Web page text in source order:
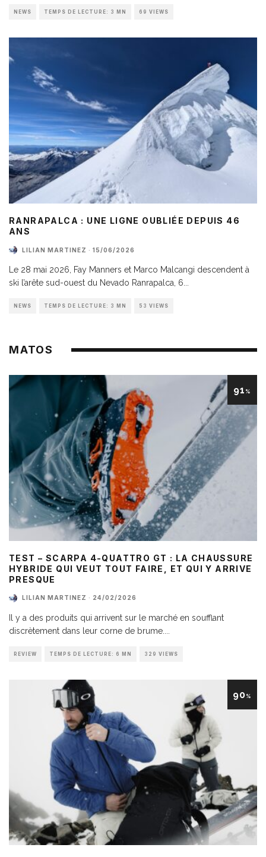
NEWS TEMPS DE LECTURE: 3 MN 69 VIEWS
RANRAPALCA : UNE LIGNE OUBLIÉE DEPUIS 46
ANS
LILIAN MARTINEZ · 15/06/2026
Le 28 mai 2026, Fay Manners et Marco Malcangi descendent à
ski l’arête sud-ouest du Nevado Ranrapalca, 6
NEWS TEMPS DE LECTURE: 3 MN 53 VIEWS
MATOS
91 %
TEST – SCARPA 4-QUATTRO GT : LA CHAUSSURE
HYBRIDE QUI VEUT TOUT FAIRE, ET QUI Y ARRIVE
PRESQUE
LILIAN MARTINEZ · 24/02/2026
Il y a des produits qui arrivent sur le marché en soufflant
discrètement dans leur corne de brume.
REVIEW TEMPS DE LECTURE: 6 MN 329 VIEWS
90%